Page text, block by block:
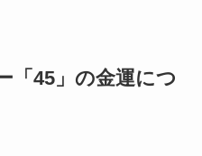
「45」の金運につ